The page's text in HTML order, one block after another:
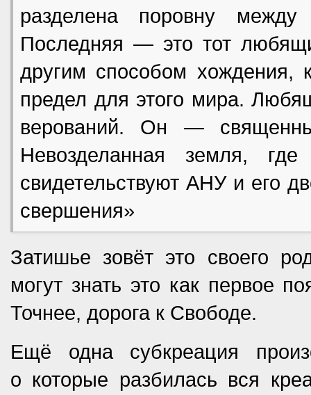
разделена поровну
Последняя — это тот
другим способом хождения,
предел для этого мира.
верований. Он —
Невозделанная земля,
свидетельствуют АНУ и его
свершения»
Затишье зовёт это своего
могут знать это как первое
Точнее, дорога к Свободе.
Ещё одна субкреация
о которые разбилась вся